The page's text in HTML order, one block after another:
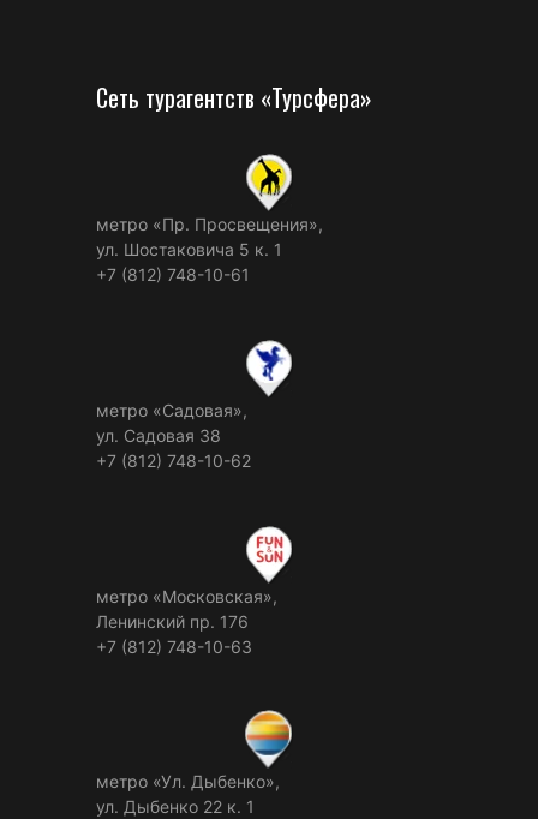
Сеть турагентств «Турсфера»
метро «Пр. Просвещения»,
ул. Шостаковича 5 к. 1
+7 (812) 748-10-61
метро «Садовая»,
ул. Садовая 38
+7 (812) 748-10-62
метро «Московская»,
Ленинский пр. 176
+7 (812) 748-10-63
метро «Ул. Дыбенко»,
ул. Дыбенко 22 к. 1